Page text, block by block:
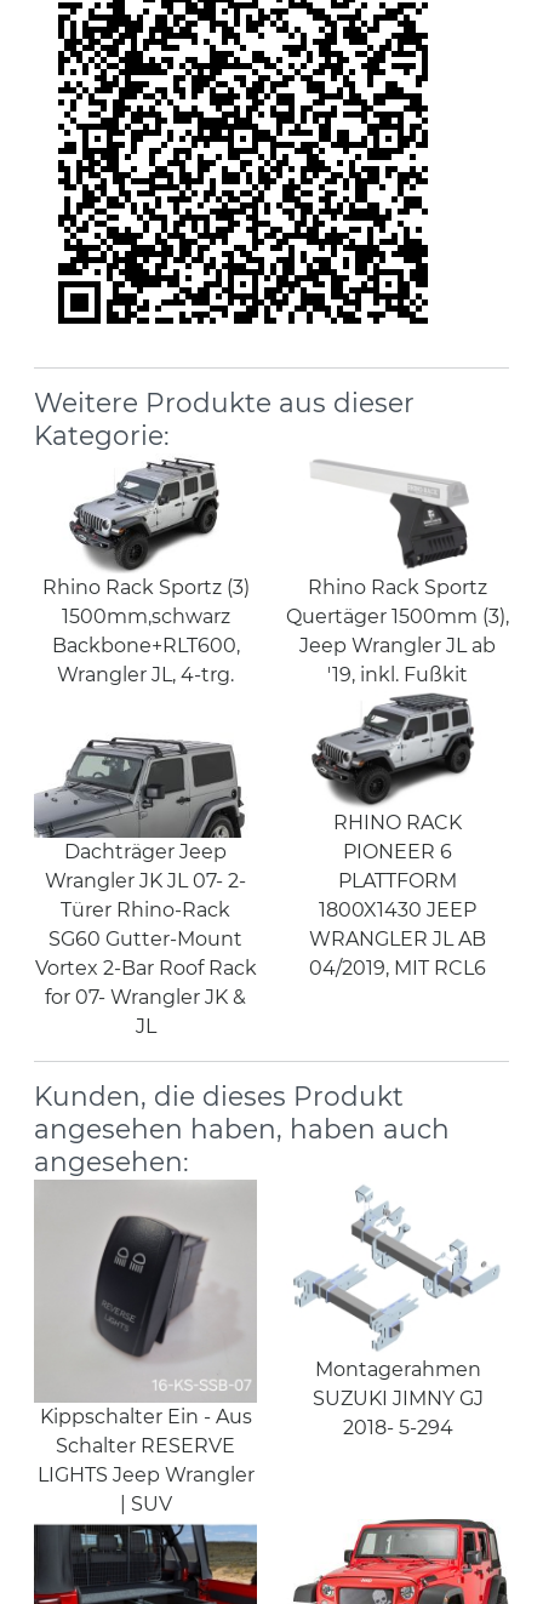
Weitere Produkte aus dieser
Kategorie:
Rhino Rack Sportz (3)
1500mm,schwarz
Backbone+RLT600,
Wrangler JL, 4-trg.
Rhino Rack Sportz
Quertäger 1500mm (3),
Jeep Wrangler JL ab
'19, inkl. Fußkit
Dachträger Jeep
Wrangler JK JL 07- 2-
Türer Rhino-Rack
SG60 Gutter-Mount
Vortex 2-Bar Roof Rack
for 07- Wrangler JK &
JL
RHINO RACK
PIONEER 6
PLATTFORM
1800X1430 JEEP
WRANGLER JL AB
04/2019, MIT RCL6
Kunden, die dieses Produkt
angesehen haben, haben auch
angesehen:
Kippschalter Ein - Aus
Schalter RESERVE
LIGHTS Jeep Wrangler
| SUV
Montagerahmen
SUZUKI JIMNY GJ
2018- 5-294